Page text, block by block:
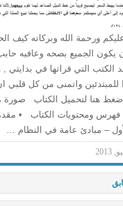
ورحمة الله وبركاته كيف
يكون الجميع بصحه وعافيه
الكتب التي قراتها في بدايتي ,
للمبتدئين واتمنى من كل قلبي
اضغط هنا لتحميل الكتاب
– مبادئ عامة في النظام …